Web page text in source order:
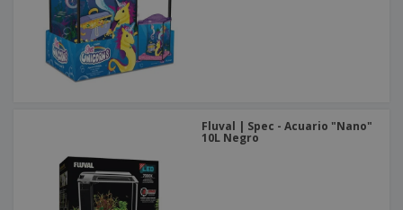
Fluval | Spec - Acuario "Nano"
10L Negro